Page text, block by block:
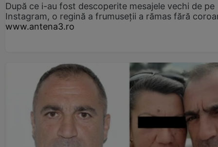
După ce i-au fost descoperite mesajele vechi de pe
Instagram, o regină a frumuseții a rămas fără
www.antena3.ro